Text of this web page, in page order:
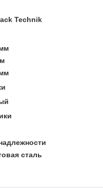
Technik
сталь